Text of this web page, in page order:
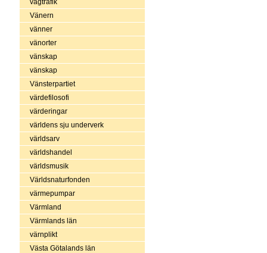
vägtrafik
Vänern
vänner
vänorter
vänskap
vänskap
Vänsterpartiet
värdefilosofi
värderingar
världens sju underverk
världsarv
världshandel
världsmusik
Världsnaturfonden
värmepumpar
Värmland
Värmlands län
värnplikt
Västa Götalands län